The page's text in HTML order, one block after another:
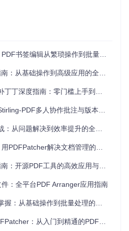
，影响管理效率
、作者信息缺失的PDF文件而感到
和可追溯性。
数据
题、作者、主题等元数据信息，实
（仓库地址：https://gitcode.com/
"处理文件"功能界面
接拖拽文件到文件列表区
件的标题、作者、主题等属性
签编辑从繁琐操作到批量处理的完整指南
础操作到高级应用的全功能PDF处理方案
指南：零门槛上手到效率倍增的全功能解析
PDF多人协作批注与版本管理全攻略
问题解决到效率提升的全流程指南
解决文档管理的效率痛点
开源PDF工具的高效应用与深度解析
：全平台PDF Arranger应用指南
基础操作到批量处理的效率提升指南
：从入门到精通的PDF全功能处理指南